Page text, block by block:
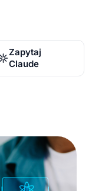
Zapytaj
Claude